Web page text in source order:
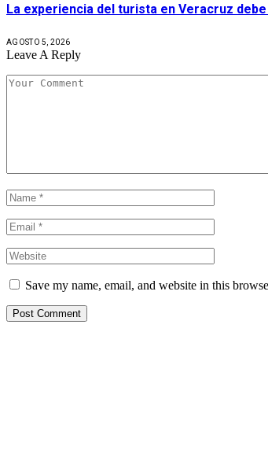
La experiencia del turista en Veracruz
AGOSTO 5, 2026
Leave A Reply
Save my name, email, and website in this